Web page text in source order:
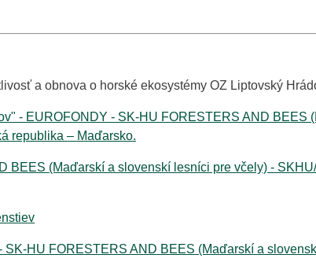
a obnova o horské ekosystémy OZ Liptovský
- EUROFONDY - SK-HU FORESTERS AND BEES
republika – Maďarsko.
(Maďarskí a slovenskí lesníci pre včely) -
HU FORESTERS AND BEES (Maďarskí a